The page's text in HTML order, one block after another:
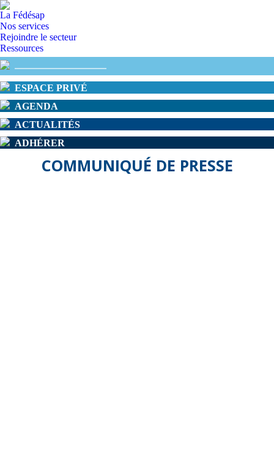
La Fédésap
Nos services
Rejoindre le secteur
Ressources
ESPACE PRIVÉ
AGENDA
ACTUALITÉS
ADHÉRER
COMMUNIQUÉ DE PRESSE